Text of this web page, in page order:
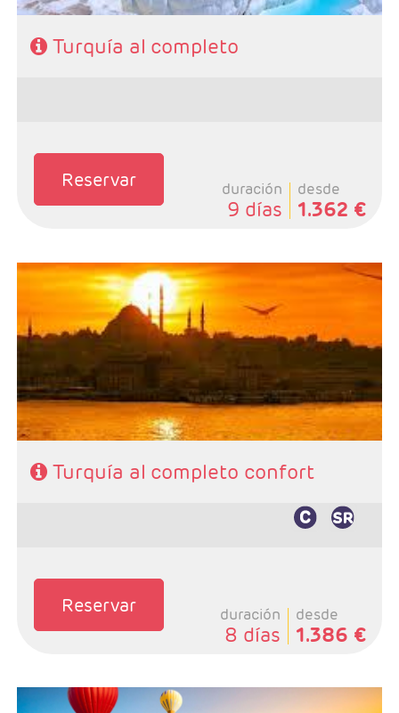
Turquía al completo
Reservar duración
9 días
desde
1.362 €
- Salidas: Diarias excepto Domingos, según calendario
- Ruta: 4 noches Estambul, 2 noches Capadocia y 1
noche Pamukkale
- Categoría hotelera: Primera, Primera Superior,
Semilujo y Lujo.
- Régimen: 8 desayunos, 4 almuerzos y 3 cenas
Turquía al completo confort
Reservar duración
8 días
desde
1.386 €